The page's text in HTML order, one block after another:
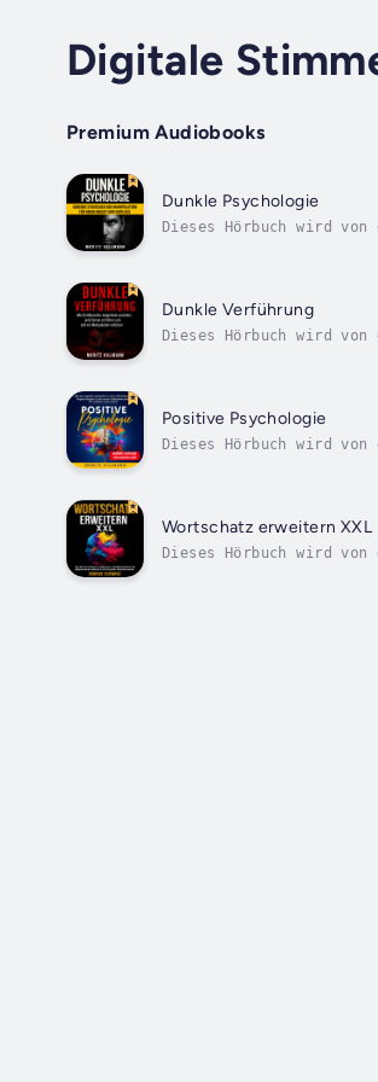
Digitale
Premium Audiobooks
Dunkle Psychologie
Dieses Hörbuch wird
Dunkle Verführung
Dieses Hörbuch wird
Positive Psychologie
Dieses Hörbuch wird
Wortschatz erweitern XXL
Dieses Hörbuch wird